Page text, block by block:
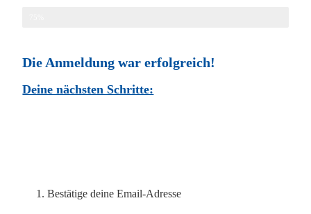
Die Anmeldung war erfolgreich!
Deine nächsten Schritte:
1. Bestätige deine Email-Adresse